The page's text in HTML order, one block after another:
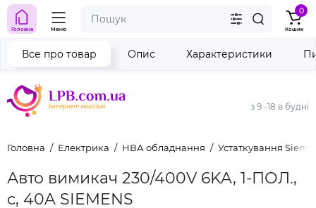
з 9 -18 в будні
Головна Меню
0
Кошик
Головна Електрика НВА обладнання Устаткування
Авто вимикач 230/400V 6KA, 1-ПОЛ.,
c, 40A SIEMENS
Все про товар Опис Характеристики